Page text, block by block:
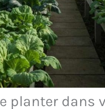
planter dans